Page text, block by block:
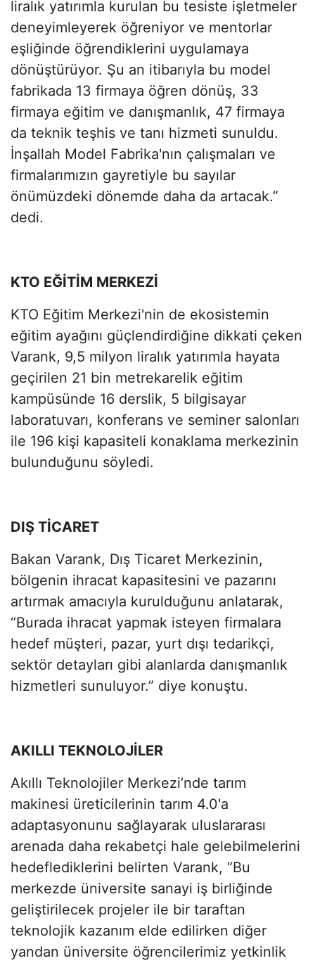
liralık yatırımla kurulan bu tesiste işletmeler
deneyimleyerek öğreniyor ve mentorlar
eşliğinde öğrendiklerini uygulamaya
dönüştürüyor. Şu an itibarıyla bu model
fabrikada 13 firmaya öğren dönüş, 33
firmaya eğitim ve danışmanlık, 47 firmaya
da teknik teşhis ve tanı hizmeti sunuldu.
İnşallah Model Fabrika'nın çalışmaları ve
firmalarımızın gayretiyle bu sayılar
önümüzdeki dönemde daha da artacak.”
dedi.
KTO EĞİTİM MERKEZİ
KTO Eğitim Merkezi'nin de ekosistemin
eğitim ayağını güçlendirdiğine dikkati çeken
Varank, 9,5 milyon liralık yatırımla hayata
geçirilen 21 bin metrekarelik eğitim
kampüsünde 16 derslik, 5 bilgisayar
laboratuvarı, konferans ve seminer salonları
ile 196 kişi kapasiteli konaklama merkezinin
bulunduğunu söyledi.
DIŞ TİCARET
Bakan Varank, Dış Ticaret Merkezinin,
bölgenin ihracat kapasitesini ve pazarını
artırmak amacıyla kurulduğunu anlatarak,
“Burada ihracat yapmak isteyen firmalara
hedef müşteri, pazar, yurt dışı tedarikçi,
sektör detayları gibi alanlarda danışmanlık
hizmetleri sunuluyor.” diye konuştu.
AKILLI TEKNOLOJİLER
Akıllı Teknolojiler Merkezi’nde tarım
makinesi üreticilerinin tarım 4.0'a
adaptasyonunu sağlayarak uluslararası
arenada daha rekabetçi hale gelebilmelerini
hedeflediklerini belirten Varank, “Bu
merkezde üniversite sanayi iş birliğinde
geliştirilecek projeler ile bir taraftan
teknolojik kazanım elde edilirken diğer
yandan üniversite öğrencilerimiz yetkinlik